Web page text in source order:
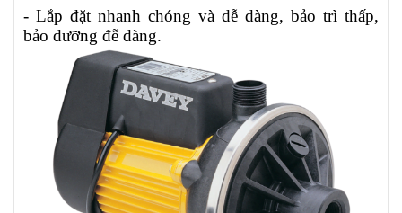
- Lắp đặt nhanh chóng và dễ dàng, bảo trì thấp,
bảo dưỡng đễ dàng.